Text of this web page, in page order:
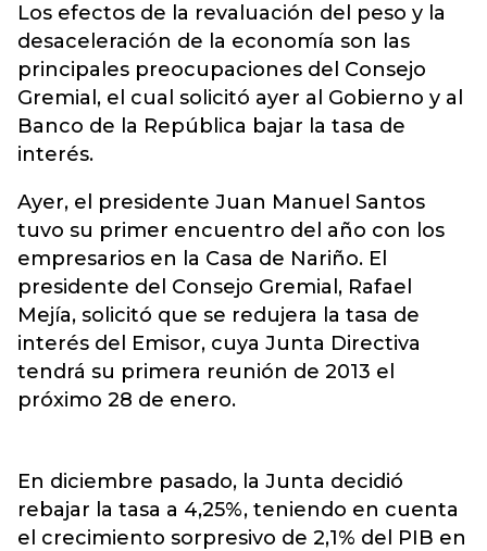
Los efectos de la revaluación del peso y la
desaceleración de la economía son las
principales preocupaciones del Consejo
Gremial, el cual solicitó ayer al Gobierno y al
Banco de la República bajar la tasa de
interés.
Ayer, el presidente Juan Manuel Santos
tuvo su primer encuentro del año con los
empresarios en la Casa de Nariño. El
presidente del Consejo Gremial, Rafael
Mejía, solicitó que se redujera la tasa de
interés del Emisor, cuya Junta Directiva
tendrá su primera reunión de 2013 el
próximo 28 de enero.
En diciembre pasado, la Junta decidió
rebajar la tasa a 4,25%, teniendo en cuenta
el crecimiento sorpresivo de 2,1% del PIB en